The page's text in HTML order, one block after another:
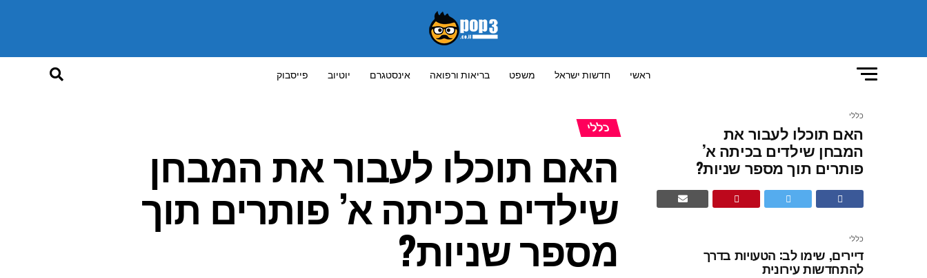
ראשי חדשות ישראל משפט בריאות ורפואה אינסטגרם יוטיוב פייסבוק
כללי
האם תוכלו לעבור את
המבחן שילדים בכיתה א’
פותרים תוך מספר שניות?
כללי
דיירים, שימו לב: הטעויות בדרך
להתחדשות עירונית
כללי
האם תוכלו לעבור את המבחן
שילדים בכיתה א’ פותרים תוך
מספר שניות?